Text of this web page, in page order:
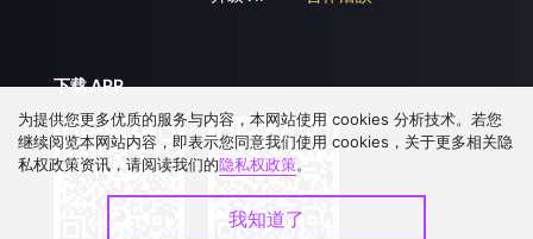
下载 APP
为提供您更多优质的服务与内容，本网站使用 cookies 分析技术。若您
继续阅览本网站内容，即表示您同意我们使用 cookies，关于更多相关隐
私权政策资讯，请阅读我们的隐私权政策。
我知道了